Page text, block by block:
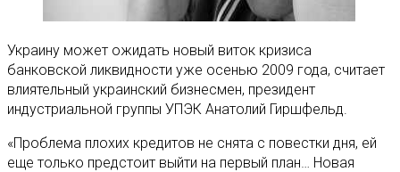
Украину может ожидать новый виток кризиса
банковской ликвидности уже осенью 2009 года, считает
влиятельный украинский бизнесмен, президент
индустриальной группы УПЭК Анатолий Гиршфельд.
«Проблема плохих кредитов не снята с повестки дня, ей
еще только предстоит выйти на первый план… Новая